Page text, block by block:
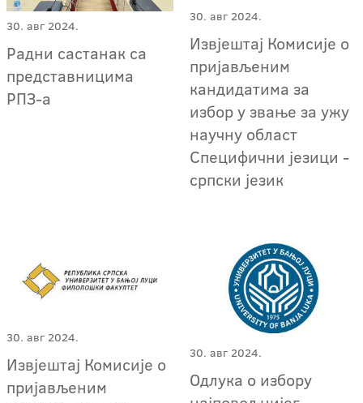
30. авг 2024.
Радни састанак са
представницима
РПЗ-а
30. авг 2024.
Извјештај Комисије о
пријављеним
кандидатима за
избор у звање за ужу
научну област
Специфични језици -
српски језик
30. авг 2024.
Извјештај Комисије о
пријављеним
30. авг 2024.
Одлука о избору